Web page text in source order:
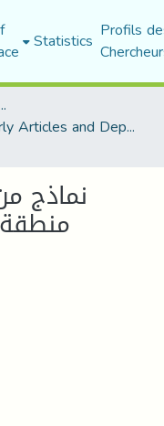
Statistics Profils
Social Sciences
Scholarly Articles and Department Publications
نماذج